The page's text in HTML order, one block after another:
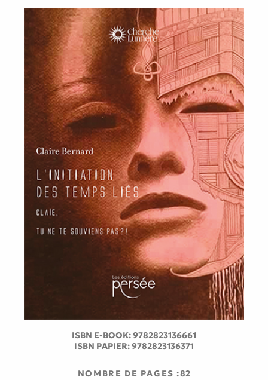
ISBN E-BOOK:9782823136661
ISBN PAPIER:9782823136371
NOMBRE DE PAGES :82